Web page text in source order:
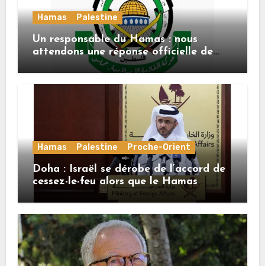
Hamas Palestine
Un responsable du Hamas : nous
attendons une réponse officielle de
Mladenov concernant la feuille de
route de la deuxième phase de l’accord
Hamas Palestine Proche-Orient
Doha : Israël se dérobe de l’accord de
cessez-le-feu alors que le Hamas
honore ses engagements